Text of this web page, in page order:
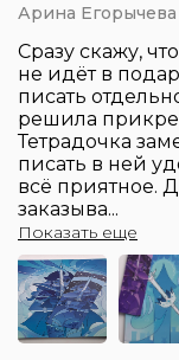
Арина Егорычева
Сразу скажу,
не идёт в
писать
решила
Тетрадочка
писать в ней
всё приятное.
заказыва...
Показать еще